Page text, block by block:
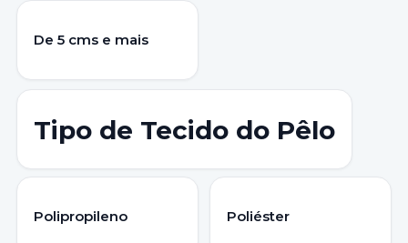
De 5 cms e mais
Tipo de Tecido do Pêlo
Polipropileno Poliéster